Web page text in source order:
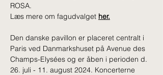
ROSA.
Læs mere om fagudvalget her.
Den danske pavillon er placeret centralt i
Paris ved Danmarkshuset på Avenue des
Champs-Elysées og er åben i perioden d.
26. juli - 11. august 2024. Koncerterne